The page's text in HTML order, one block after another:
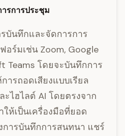
รการประชุม
บันทึกและจัดการการ
ร์มเช่น Zoom, Google
Teams โดยจะบันทึกการ
รถอดเสียงแบบเรียล
ไฮไลต์ AI โดยตรงจาก
ห้เป็นเครื่องมือที่ยอด
การบันทึกการสนทนา แชร์